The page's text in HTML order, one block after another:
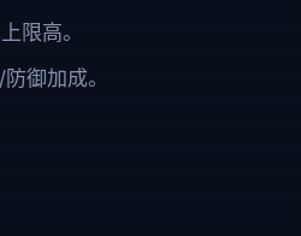
限高。
御加成。